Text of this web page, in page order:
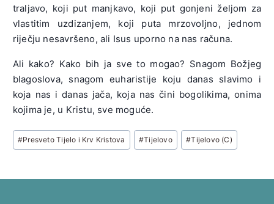
traljavo, koji put manjkavo, koji put gonjeni željom za
vlastitim uzdizanjem, koji puta mrzovoljno, jednom
riječju nesavršeno, ali Isus uporno na nas računa.
Ali kako? Kako bih ja sve to mogao? Snagom Božjeg
blagoslova, snagom euharistije koju danas slavimo i
koja nas i danas jača, koja nas čini bogolikima, onima
kojima je, u Kristu, sve moguće.
Post
Tags:
#Presveto Tijelo i Krv Kristova #Tijelovo #Tijelovo (C)